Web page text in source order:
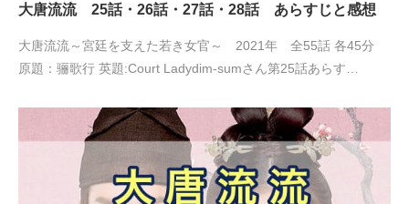
大唐流流 25話・26話・27話・28話 あらすじと感想
大唐流流～宮廷を支えた若き女官～ 2021年 全55話 各45分
原題：骊歌行 英題:Court Ladydim-sumさん第25話あらす…